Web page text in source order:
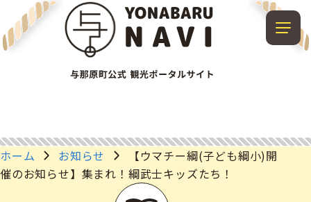
ホーム お知らせ
【ウマチー綱(子ども綱小)開
催のお知らせ】集まれ！綱武士キッズたち！